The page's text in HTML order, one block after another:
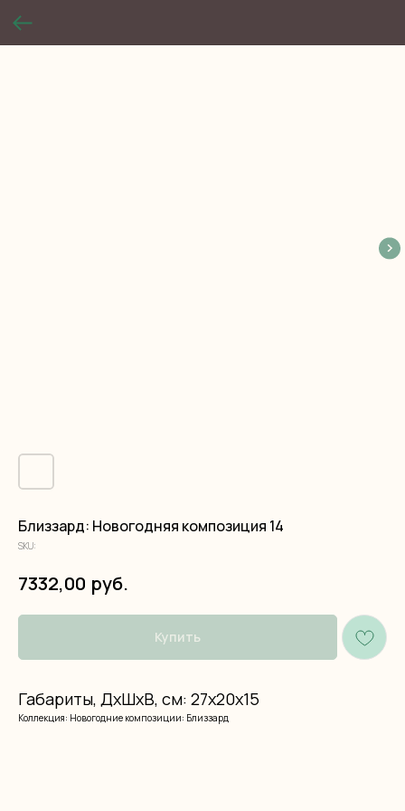
Близзард: Новогодняя композиция 14
SKU:
7332,00 руб.
Купить
Габариты, ДхШхВ, см: 27х20х15
Коллекция: Новогодние композиции: Близзард